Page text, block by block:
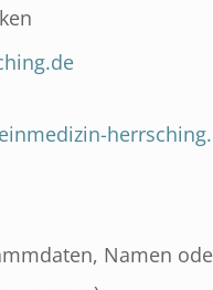
Namen